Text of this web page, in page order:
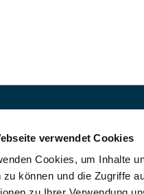
verwendet Cookies
Cookies, um Inhalte
zu können und die Zugriffe
Welcome Desk
Donauturm